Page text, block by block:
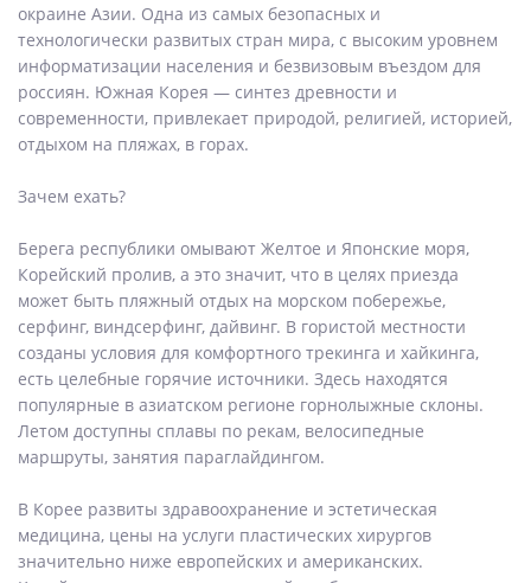
окраине Азии. Одна из самых безопасных и
технологически развитых стран мира, с высоким уровнем
информатизации населения и безвизовым въездом для
россиян. Южная Корея — синтез древности и
современности, привлекает природой, религией, историей,
отдыхом на пляжах, в горах.
Зачем ехать?
Берега республики омывают Желтое и Японские моря,
Корейский пролив, а это значит, что в целях приезда
может быть пляжный отдых на морском побережье,
серфинг, виндсерфинг, дайвинг. В гористой местности
созданы условия для комфортного трекинга и хайкинга,
есть целебные горячие источники. Здесь находятся
популярные в азиатском регионе горнолыжные склоны.
Летом доступны сплавы по рекам, велосипедные
маршруты, занятия параглайдингом.
В Корее развиты здравоохранение и эстетическая
медицина, цены на услуги пластических хирургов
значительно ниже европейских и американских.